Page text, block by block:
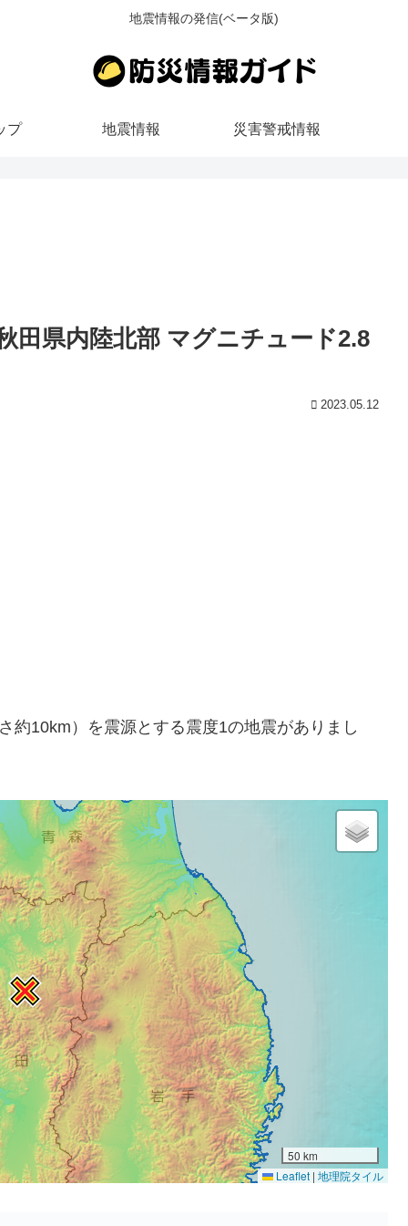
地震情報の発信(ベータ版)
プ 地震情報 災害警戒情報
田県内陸北部 マグニチュード2.8
2023.05.12
約10km）を震源とする震度1の地震がありまし
50 km
Leaflet | 地理院タイル